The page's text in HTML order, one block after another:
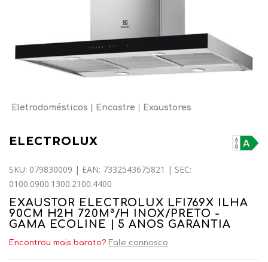
Eletrodomésticos Encastre Exaustores
ELECTROLUX
SKU: 079830009 | EAN: 7332543675821 | SEC:
0100.0900.1300.2100.4400
EXAUSTOR ELECTROLUX LFI769X ILHA
90CM H2H 720M³/H INOX/PRETO -
GAMA ECOLINE | 5 ANOS GARANTIA
Encontrou mais barato? Fale connosco